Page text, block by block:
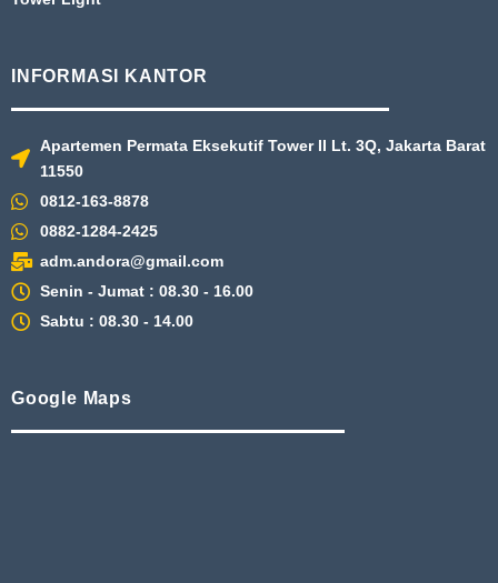
INFORMASI KANTOR
Apartemen Permata Eksekutif Tower II Lt. 3Q, Jakarta Barat
11550
0812-163-8878
0882-1284-2425
adm.andora@gmail.com
Senin - Jumat : 08.30 - 16.00
Sabtu : 08.30 - 14.00
Google Maps